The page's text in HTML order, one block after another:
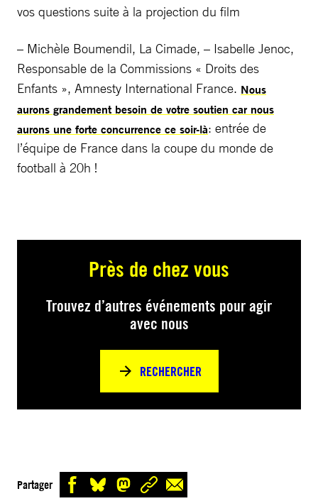
vos questions suite à la projection du film
– Michèle Boumendil, La Cimade, – Isabelle Jenoc,
Responsable de la Commissions « Droits des
Enfants », Amnesty International France. Nous
aurons grandement besoin de votre soutien car nous
aurons une forte concurrence ce soir-là: entrée de
l’équipe de France dans la coupe du monde de
football à 20h !
Près de chez vous
Trouvez d’autres événements pour agir
avec nous
RECHERCHER
Partager